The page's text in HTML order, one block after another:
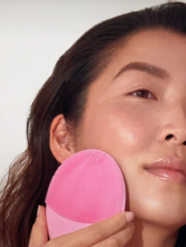
NOVIDADE
FAQ™ Pure Beauty-
BREAKING NEWS
issa™ Teeth Whitening
Idioma
English Deutsch
Français
Italiano
Polski
Svenska
Türkçe
简体中文